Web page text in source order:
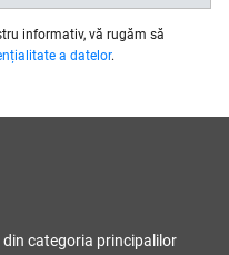
informativ, vă rugăm să
a datelor.
din categoria principalilor